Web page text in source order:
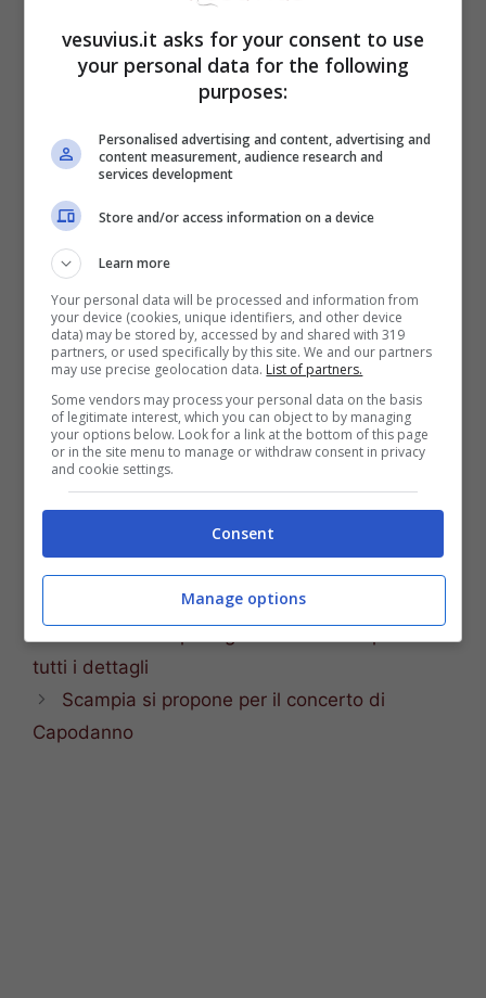
L’ho raffigurato col sorriso– dice Ferrigno –che
l’ha sempre contraddistinto
Tag
san gregorio armeno
tutti i dettagli
Scampia si propone per il concerto di
Capodanno
vesuvius.it asks for your consent to use
your personal data for the following
purposes:
Personalised advertising and content, advertising and
content measurement, audience research and
services development
Store and/or access information on a device
Learn more
Your personal data will be processed and information from
your device (cookies, unique identifiers, and other device
data) may be stored by, accessed by and shared with 319
partners, or used specifically by this site. We and our partners
may use precise geolocation data. List of partners.
Some vendors may process your personal data on the basis
of legitimate interest, which you can object to by managing
your options below. Look for a link at the bottom of this page
or in the site menu to manage or withdraw consent in privacy
and cookie settings.
Consent
Manage options